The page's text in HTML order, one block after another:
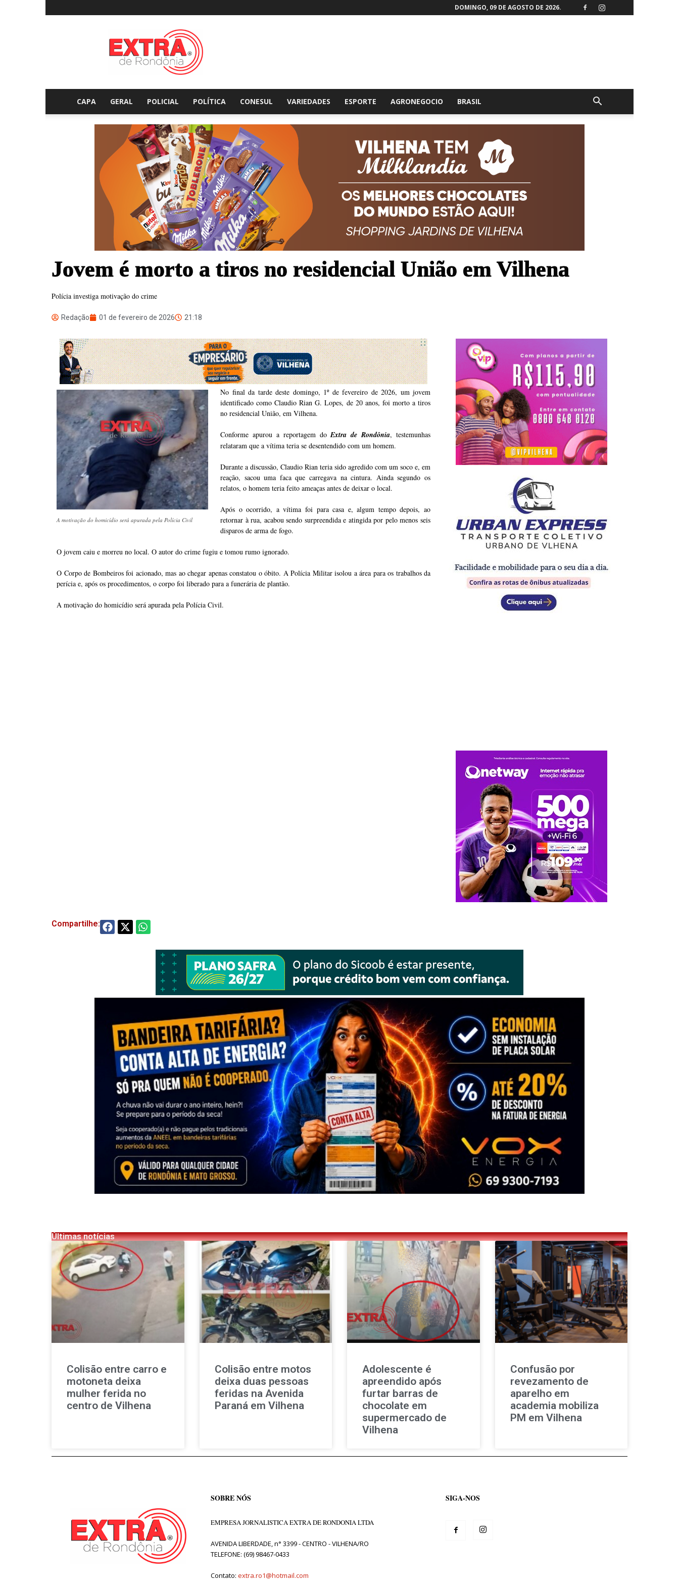
DOMINGO, 09 DE AGOSTO DE 2026.
Extraderondonia.com.br
CAPA GERAL POLICIAL POLÍTICA CONESUL VARIEDADES ESPORTE AGRONEGOCIO BRASIL
Jovem é morto a tiros no residencial União em Vilhena
Polícia investiga motivação do crime
Redação 01 de fevereiro de 2026 21:18
A motivação do homicídio será apurada pela Polícia Civil
No final da tarde deste domingo, 1º de fevereiro de 2026, um jovem
identificado como Claudio Rian G. Lopes, de 20 anos, foi morto a tiros
no residencial União, em Vilhena.
Conforme apurou a reportagem doExtra de Rondônia, testemunhas
relataram que a vítima teria se desentendido com um homem.
Durante a discussão, Claudio Rian teria sido agredido com um soco e, em
reação, sacou uma faca que carregava na cintura. Ainda segundo os
relatos, o homem teria feito ameaças antes de deixar o local.
Após o ocorrido, a vítima foi para casa e, algum tempo depois, ao
retornar à rua, acabou sendo surpreendida e atingida por pelo menos seis
disparos de arma de fogo.
O jovem caiu e morreu no local. O autor do crime fugiu e tomou rumo ignorado.
O Corpo de Bombeiros foi acionado, mas ao chegar apenas constatou o óbito. A Polícia Militar isolou a área para os trabalhos da
perícia e, após os procedimentos, o corpo foi liberado para a funerária de plantão.
A motivação do homicídio será apurada pela Polícia Civil.
Compartilhe:
Últimas notícias
Colisão entre carro e
motoneta deixa
mulher ferida no
centro de Vilhena
Colisão entre motos
deixa duas pessoas
feridas na Avenida
Paraná em Vilhena
Adolescente é
apreendido após
furtar barras de
chocolate em
supermercado de
Vilhena
Confusão por
revezamento de
aparelho em
academia mobiliza
PM em Vilhena
SOBRE NÓS
EMPRESA JORNALISTICA EXTRA DE RONDONIA LTDA
AVENIDA LIBERDADE, n° 3399 - CENTRO - VILHENA/RO
TELEFONE: (69) 98467-0433
Contato: extra.ro1@hotmail.com
SIGA-NOS